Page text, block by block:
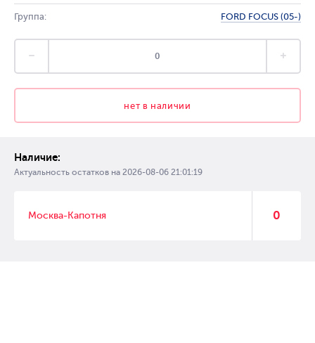
Группа: FORD FOCUS (05-)
нет в наличии
Наличие:
Актуальность остатков на 2026-08-06 21:01:19
Москва-Капотня 0